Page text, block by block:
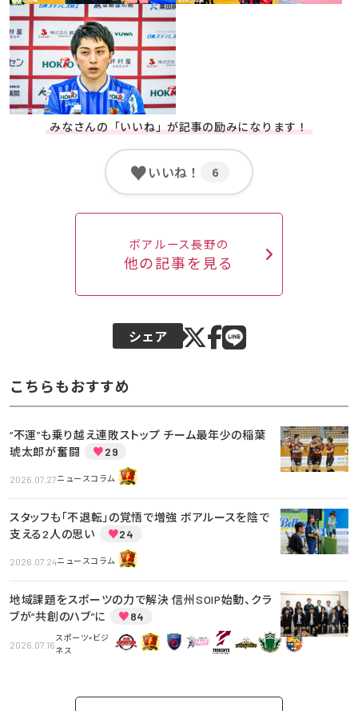
みなさんの「いいね」が記事の励みになります！
♥いいね！ 6
ボアルース長野の
他の記事を見る
シェア
こちらもおすすめ
“不運”も乗り越え連敗ストップ チーム最年少の稲葉
琥太郎が奮闘
♥29
2026.07.27ニュースコラム
スタッフも「不退転」の覚悟で増強 ボアルースを陰で
支える2人の思い
♥24
2026.07.24ニュースコラム
地域課題をスポーツの力で解決 信州SOIP始動、クラ
ブが“共創のハブ”に
♥84
2026.07.16
スポーツ×ビジ
ネス